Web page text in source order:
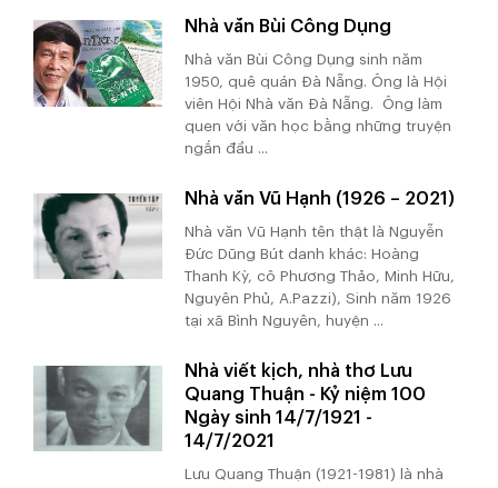
Nhà văn Bùi Công Dụng
Nhà văn Bùi Công Dụng sinh năm
1950, quê quán Đà Nẵng. Ông là Hội
viên Hội Nhà văn Đà Nẵng. Ông làm
quen với văn học bằng những truyện
ngắn đầu ...
Nhà văn Vũ Hạnh (1926 – 2021)
Nhà văn Vũ Hạnh tên thật là Nguyễn
Đức Dũng Bút danh khác: Hoàng
Thanh Kỳ, cô Phương Thảo, Minh Hữu,
Nguyên Phủ, A.Pazzi), Sinh năm 1926
tại xã Bình Nguyên, huyện ...
Nhà viết kịch, nhà thơ Lưu
Quang Thuận - Kỷ niệm 100
Ngày sinh 14/7/1921 -
14/7/2021
Lưu Quang Thuận (1921-1981) là nhà